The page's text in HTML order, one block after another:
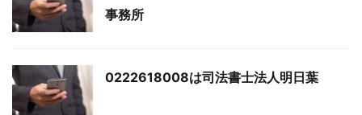
事務所
0222618008は司法書士法人明日葉